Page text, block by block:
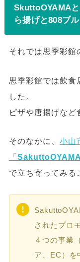
SkuttoOYAMA
ら揚げと808ブ
それでは思季彩館
思季彩館では飲食
した。
ピザや唐揚げなど
そのなかに、 小山
「SakuttoOYAMA
で立ち寄ってみる
されたプロ
４つの事業
ア、EC）を